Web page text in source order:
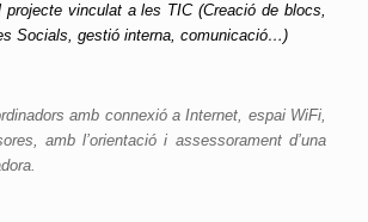
projecte vinculat a les TIC (Creació de blocs,
Socials, gestió interna, comunicació…)
amb connexió a Internet, espai WiFi,
amb l’orientació i assessorament d’una